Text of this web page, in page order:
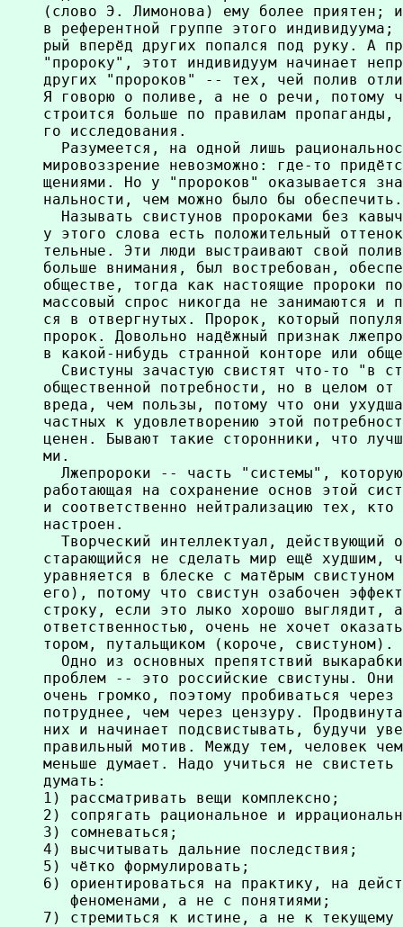
(слово Э. Лимонова) ему более приятен;
в референтной группе этого
рый вперёд других попался под руку. А
"пророку", этот индивидуум начинает
других "пророков" -- тех, чей полив
Я говорю о поливе, а не о речи, потому
строится больше по правилам
го исследования.
Разумеется, на одной лишь
мировоззрение невозможно: где-то
щениями. Но у "пророков" оказывается
нальности, чем можно было бы обеспечить.
Называть свистунов пророками без
у этого слова есть положительный
тельные. Эти люди выстраивают свой
больше внимания, был востребован,
обществе, тогда как настоящие пророки
массовый спрос никогда не занимаются и
ся в отвергнутых. Пророк, который
пророк. Довольно надёжный признак
в какой-нибудь странной конторе или
Свистуны зачастую свистят что-то "в
общественной потребности, но в целом от
вреда, чем пользы, потому что они
частных к удовлетворению этой
ценен. Бывают такие сторонники, что
ми.
Лжепророки -- часть "системы",
работающая на сохранение основ этой
и соответственно нейтрализацию тех, кто
настроен.
Творческий интеллектуал, действующий
старающийся не сделать мир ещё худшим,
уравняется в блеске с матёрым
его), потому что свистун озабочен
строку, если это лыко хорошо выглядит,
ответственностью, очень не хочет
тором, путальщиком (короче, свистуном).
Одно из основных препятствий
проблем -- это российские свистуны.
очень громко, поэтому пробиваться через
потруднее, чем через цензуру.
них и начинает подсвистывать, будучи
правильный мотив. Между тем, человек
меньше думает. Надо учиться не
думать:
1) рассматривать вещи комплексно;
2) сопрягать рациональное и
3) сомневаться;
4) высчитывать дальние последствия;
5) чётко формулировать;
6) ориентироваться на практику, на
   феноменами, а не с понятиями;
7) стремиться к истине, а не к текущему